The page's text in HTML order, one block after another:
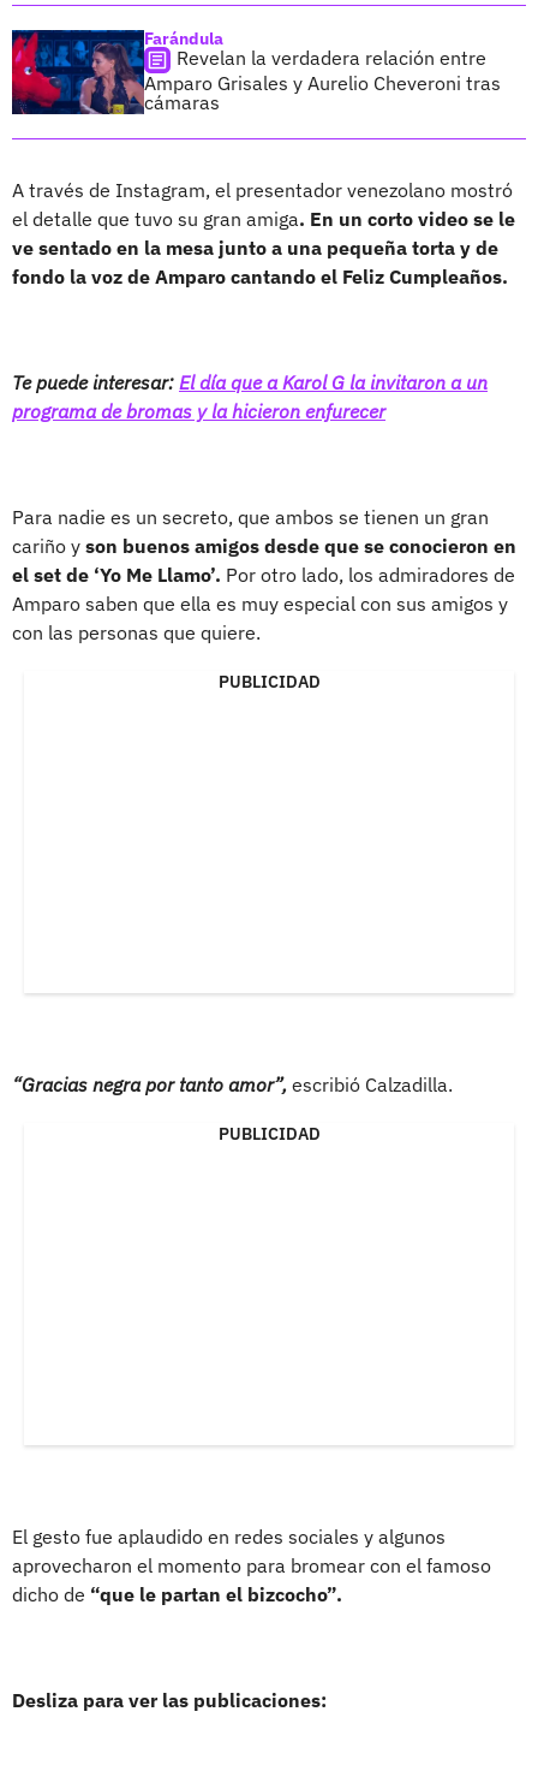
Farándula
Revelan la verdadera relación entre
Amparo Grisales y Aurelio Cheveroni tras
cámaras
A través de Instagram, el presentador venezolano mostró
el detalle que tuvo su gran amiga. En un corto video se le
ve sentado en la mesa junto a una pequeña torta y de
fondo la voz de Amparo cantando el Feliz Cumpleaños.
Te puede interesar: El día que a Karol G la invitaron a un
programa de bromas y la hicieron enfurecer
Para nadie es un secreto, que ambos se tienen un gran
cariño y son buenos amigos desde que se conocieron en
el set de ‘Yo Me Llamo’. Por otro lado, los admiradores de
Amparo saben que ella es muy especial con sus amigos y
con las personas que quiere.
PUBLICIDAD
“Gracias negra por tanto amor”, escribió Calzadilla.
PUBLICIDAD
El gesto fue aplaudido en redes sociales y algunos
aprovecharon el momento para bromear con el famoso
dicho de “que le partan el bizcocho”.
Desliza para ver las publicaciones: